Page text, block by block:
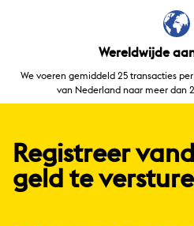
Wereldwijde
We voeren gemiddeld 25 transacties
van Nederland naar meer dan
Registreer
geld te